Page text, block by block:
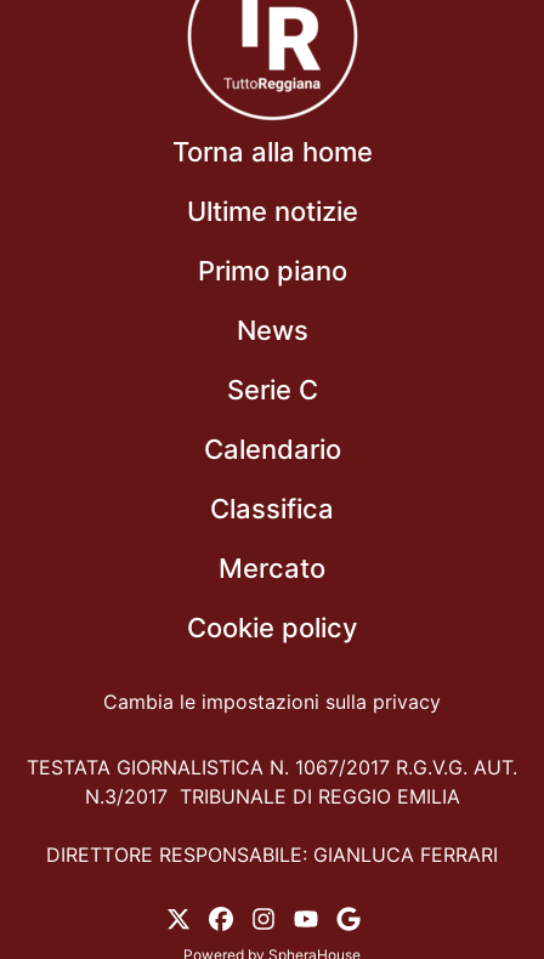
Torna alla home
Ultime notizie
Primo piano
News
Serie C
Calendario
Classifica
Mercato
Cookie policy
Cambia le impostazioni sulla privacy
TESTATA GIORNALISTICA N. 1067/2017 R.G.V.G. AUT.
N.3/2017 TRIBUNALE DI REGGIO EMILIA
DIRETTORE RESPONSABILE: GIANLUCA FERRARI
Powered by SpheraHouse